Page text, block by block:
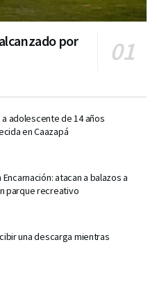
por
a adolescente de 14 años
en Caazapá
atacan a balazos a
parque recreativo
una descarga mientras